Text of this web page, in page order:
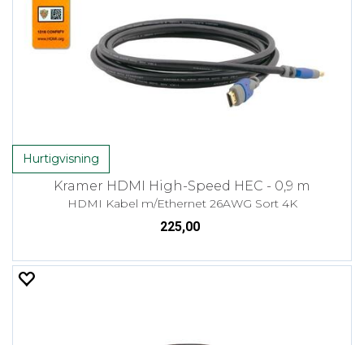
Hurtigvisning
Kramer HDMI High-Speed HEC - 0,9 m
HDMI Kabel m/Ethernet 26AWG Sort 4K
225,00